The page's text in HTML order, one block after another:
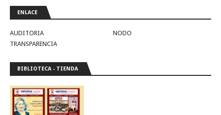
ENLACE
AUDITORIA
NODO
TRANSPARENCIA
BIBLIOTECA - TIENDA